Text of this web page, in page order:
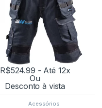
R$524.99 - Até 12x
Ou
Desconto à vista
Acessórios